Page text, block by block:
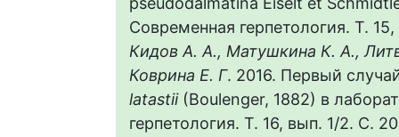
Современная герпетология. Т.
Кидов А. А., Матушкина К. А.,
Коврина Е. Г. 2016. Первый
latastii (Boulenger, 1882) в
герпетология. Т. 16, вып. 1/2. С.